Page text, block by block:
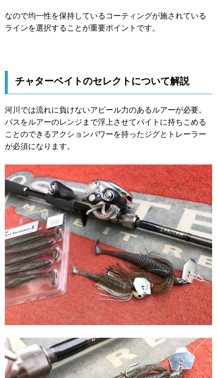
なので均一性を保持しているコーティングが施されている
ラインを選択することが重要ポイントです。
チャターベイトのセレクトについて解説
河川では流れに負けないアピール力のあるルアーが必要。
バスをルアーのレンジまで浮上させてバイトに持ちこめる
ことのできるアクションパワーを持ったジグとトレーラー
が必須になります。